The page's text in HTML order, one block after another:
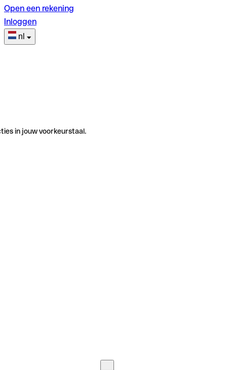
Open een rekening
Inloggen
nl
in jouw voorkeurstaal.